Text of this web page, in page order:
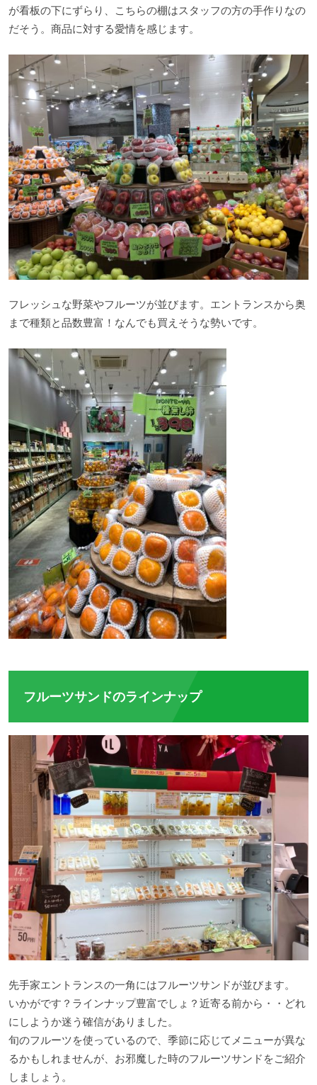
が看板の下にずらり、こちらの棚はスタッフの方の手作りなの
だそう。商品に対する愛情を感じます。
フレッシュな野菜やフルーツが並びます。エントランスから奥
まで種類と品数豊富！なんでも買えそうな勢いです。
フルーツサンドのラインナップ
先手家エントランスの一角にはフルーツサンドが並びます。
いかがです？ラインナップ豊富でしょ？近寄る前から・・どれ
にしようか迷う確信がありました。
旬のフルーツを使っているので、季節に応じてメニューが異な
るかもしれませんが、お邪魔した時のフルーツサンドをご紹介
しましょう。